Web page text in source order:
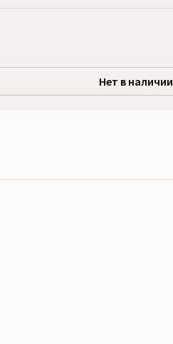
Нет в наличии